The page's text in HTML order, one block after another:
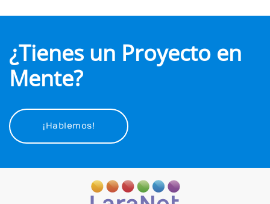
¿Tienes un Proyecto en
Mente?
¡Hablemos!